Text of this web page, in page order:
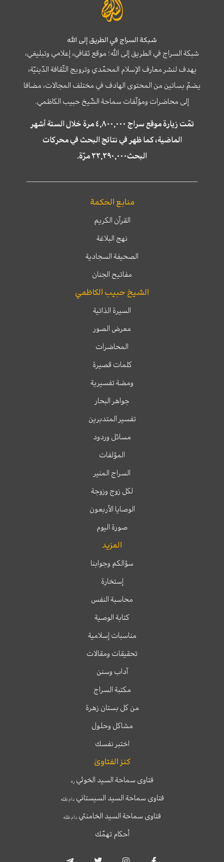
شبكة السراج في الطريق إلى الله
شبكة السراج في الطريق إلى الله؛ موقع ثقافي، إعلامي وتبليغي،
يهدف لنشر معارف الإسلام المحمّدي وترويج الثّقافة الدّينيّة،
يضمّ بساتين من المحتوى الهادف في مختلف المجالات، مضافا
إلى محاضرات ومؤلّفات سماحة الشّيخ حبيب الكاظمي.
تمّت زيارة موقع سراج ٤,٨٠٠,٠٠٠ مرة خلال الستة أشهر
الماضية، كما ظهر في نتائج البحث في محركات
البحث٢٢,٢٩٠,٠٠٠ مرّة.
منابع الحكمة
القرآن الكريم
نهج البلاغة
الصحيفة السجادية
مفاتيح الجنان
الشيخ حبيب الكاظمي
السيرة الذاتية
معرض الصور
المحاضرات
كلمات قصيرة
ومضة تفسيرية
جواهر البحار
تفسير المتدبرين
مسائل وردود
المؤلفات
السراج المنير
لكل زوج وزوجة
الوصايا الأربعون
صورة اليوم
المزيد
سؤالكم وجوابنا
إستخارة
محاسبة النفس
كتابة الوصية
مناسبات إسلامية
تحقيقات ومقالات
آداب وسنن
مكتبة السراج
من كل بستان زهرة
مشاكل وحلول
اختبر نفسك
كنز الفتاوىٰ
فتاوى سماحة السيد الخوئيره
فتاوى سماحة السيد السيستانيدام ظله
فتاوى سماحة السيد الخامنئي دام ظله
أحكام تهمّك